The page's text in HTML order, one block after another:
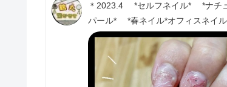
＊2023.4 *セルフネイル* *ナチ
パール* *春ネイル*オフィスネイ